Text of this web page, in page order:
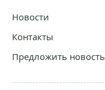
Новости
Контакты
Предложить новость